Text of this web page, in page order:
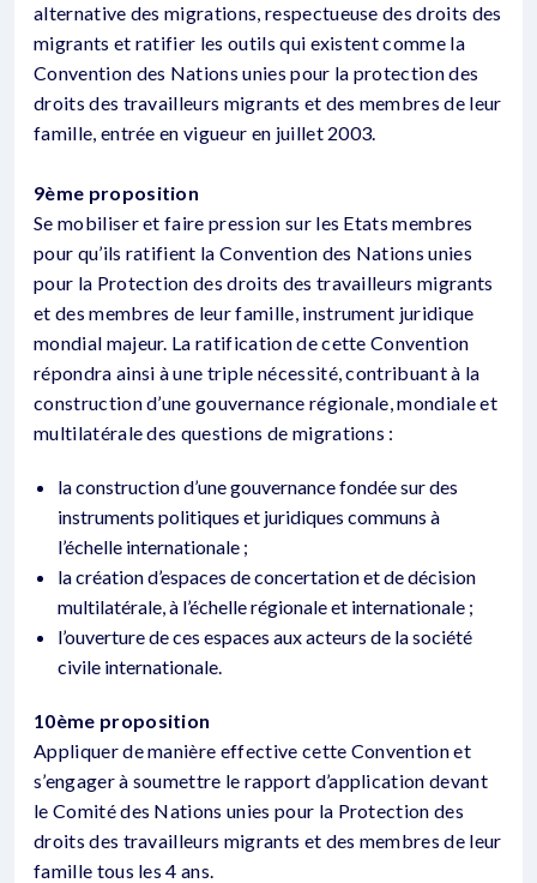
alternative des migrations, respectueuse des droits des
migrants et ratifier les outils qui existent comme la
Convention des Nations unies pour la protection des
droits des travailleurs migrants et des membres de leur
famille, entrée en vigueur en juillet 2003.
9ème proposition
Se mobiliser et faire pression sur les Etats membres
pour qu’ils ratifient la Convention des Nations unies
pour la Protection des droits des travailleurs migrants
et des membres de leur famille, instrument juridique
mondial majeur. La ratification de cette Convention
répondra ainsi à une triple nécessité, contribuant à la
construction d’une gouvernance régionale, mondiale et
multilatérale des questions de migrations :
la construction d’une gouvernance fondée sur des
instruments politiques et juridiques communs à
l’échelle internationale ;
la création d’espaces de concertation et de décision
multilatérale, à l’échelle régionale et internationale ;
l’ouverture de ces espaces aux acteurs de la société
civile internationale.
10ème proposition
Appliquer de manière effective cette Convention et
s’engager à soumettre le rapport d’application devant
le Comité des Nations unies pour la Protection des
droits des travailleurs migrants et des membres de leur
famille tous les 4 ans.